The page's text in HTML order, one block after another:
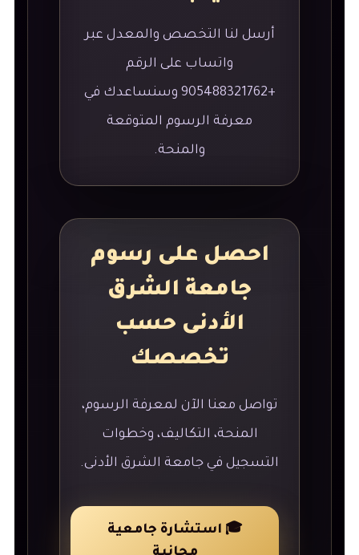
أرسل لنا التخصص والمعدل عبر
واتساب على الرقم
+905488321762 وسنساعدك في
معرفة الرسوم المتوقعة
والمنحة.
احصل على رسوم
جامعة الشرق
الأدنى حسب
تخصصك
تواصل معنا الآن لمعرفة الرسوم،
المنحة، التكاليف، وخطوات
التسجيل في جامعة الشرق الأدنى.
🎓 استشارة جامعية